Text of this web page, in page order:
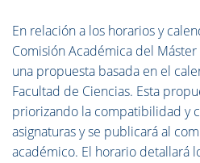
En relación a los horarios y
Comisión Académica del
una propuesta basada en el
Facultad de Ciencias. Esta
priorizando la compatibilidad y
asignaturas y se publicará al
académico. El horario detallará